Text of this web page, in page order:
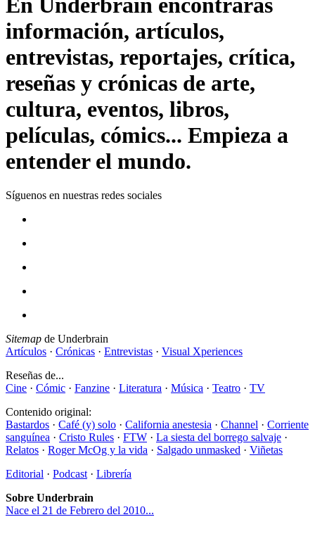
información, artículos,
entrevistas, reportajes, crítica,
reseñas y crónicas de arte,
cultura, eventos, libros,
películas, cómics... Empieza a
entender el mundo.
Síguenos en nuestras redes sociales
Sitemap de Underbrain
Artículos · Crónicas · Entrevistas · Visual Xperiences
Reseñas de...
Cine · Cómic · Fanzine · Literatura · Música · Teatro · TV
Contenido original:
Bastardos · Café (y) solo · California anestesia · Channel · Corriente
sanguínea · Cristo Rules · FTW · La siesta del borrego salvaje ·
Relatos · Roger McOg y la vida · Salgado unmasked · Viñetas
Editorial · Podcast · Librería
Sobre Underbrain
Nace el 21 de Febrero del 2010...